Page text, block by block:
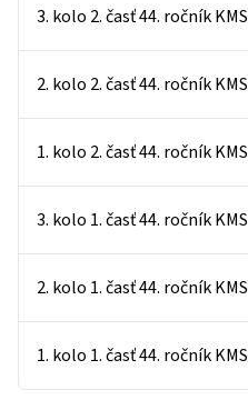
3. kolo 2. časť 44. ročník KMS
2. kolo 2. časť 44. ročník KMS
1. kolo 2. časť 44. ročník KMS
3. kolo 1. časť 44. ročník KMS
2. kolo 1. časť 44. ročník KMS
1. kolo 1. časť 44. ročník KMS